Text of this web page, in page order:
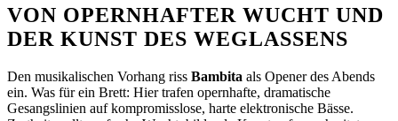
VON OPERNHAFTER WUCHT UND
DER KUNST DES WEGLASSENS
Den musikalischen Vorhang riss Bambita als Opener des Abends
ein. Was für ein Brett: Hier trafen opernhafte, dramatische
Gesangslinien auf kompromisslose, harte elektronische Bässe.